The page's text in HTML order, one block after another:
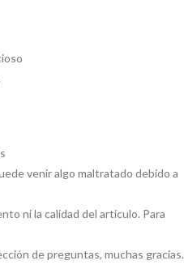
venir algo maltratado debido a
ni la calidad del artículo. Para
de preguntas, muchas gracias.